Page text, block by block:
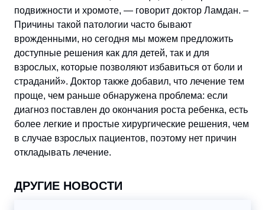
подвижности и хромоте, — говорит доктор Ламдан. –
Причины такой патологии часто бывают
врожденными, но сегодня мы можем предложить
доступные решения как для детей, так и для
взрослых, которые позволяют избавиться от боли и
страданий». Доктор также добавил, что лечение тем
проще, чем раньше обнаружена проблема: если
диагноз поставлен до окончания роста ребенка, есть
более легкие и простые хирургические решения, чем
в случае взрослых пациентов, поэтому нет причин
откладывать лечение.
ДРУГИЕ НОВОСТИ